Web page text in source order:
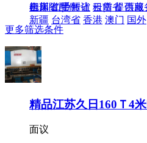
机床附配件
四川省 贵州省 云南省 西藏
新疆 台湾省 香港 澳门 国外
全部 二手转让 租赁 提供服
更多筛选条件
精品江苏久日160Ｔ4
面议